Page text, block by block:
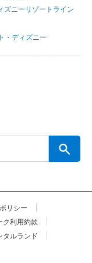
ズニーリゾートライン
・ディズニー
リシー
ク利用約款
タルランド